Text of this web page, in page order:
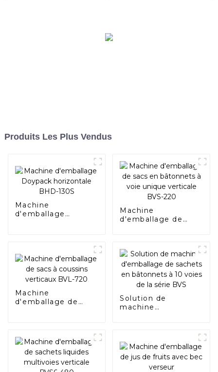
Produits Les Plus Vendus
Machine
d'emballage
Machine
d'emballage de
Machine
d'emballage de
Solution de
machine
voies de la série
BVS